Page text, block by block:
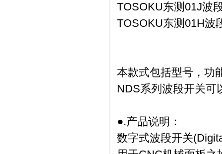
TOSOKU东测01J波
TOSOKU东测01H波
本款式包括型号，功
NDS系列波段开关可
●.产品说明：
数字式波段开关